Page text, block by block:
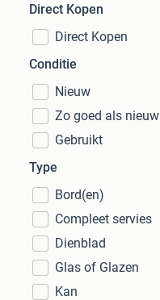
Direct Kopen
Direct Kopen
Conditie
Nieuw
Zo goed als nieuw
Gebruikt
Type
Bord(en)
Compleet servies
Dienblad
Glas of Glazen
Kan